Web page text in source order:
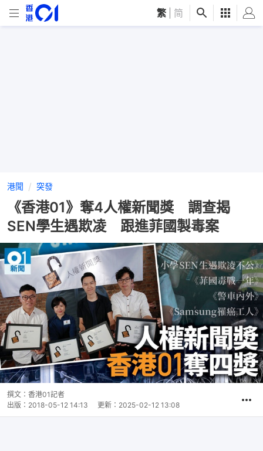
繁 简
港聞 突發
《香港01》奪4人權新聞獎 調查揭
SEN學生遇欺凌 跟進菲國製毒案
撰文： 香港01記者
出版： 2018-05-12 14:13 更新： 2025-02-12 13:08